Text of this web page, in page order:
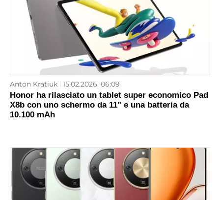
Anton Kratiuk 15.02.2026, 06:09
Honor ha rilasciato un tablet super economico Pad
X8b con uno schermo da 11" e una batteria da
10.100 mAh